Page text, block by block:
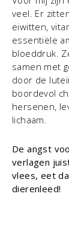
veel. Er
eiwitten,
essentiële
bloeddruk.
samen met
door de
boordevol
hersenen,
lichaam.
De angst
verlagen
vlees, eet
dierenleed!